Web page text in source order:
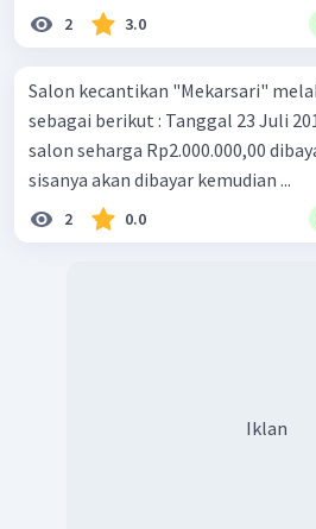
2 3.0
Salon kecantikan "Mekarsari"
sebagai berikut : Tanggal 23 Juli 2012 : membeli peralatan
salon seharga Rp2.000.000,00
sisanya akan dibayar kemudian ...
2 0.0
Iklan